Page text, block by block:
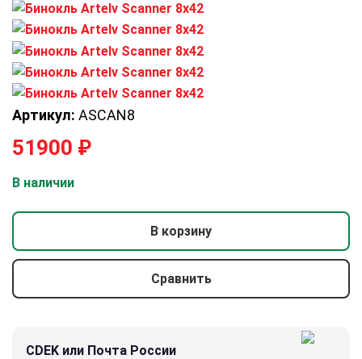
Артикул: ASCAN8
51900 ₽
В наличии
В корзину
Сравнить
CDEK или Почта России